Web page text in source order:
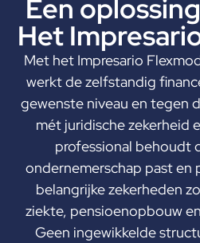
Een
Het
Met het Impresario
werkt de zelfstandig
gewenste niveau en tegen
mét juridische zekerheid
professional behoudt
ondernemerschap past en
belangrijke zekerheden
ziekte, pensioenopbouw
Geen ingewikkelde